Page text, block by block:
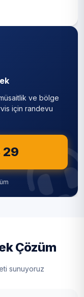
ve bölge
için randevu
29
Çözüm
sunuyoruz